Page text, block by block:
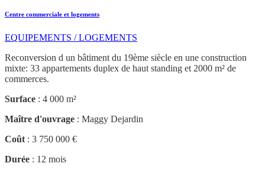
Centre commerciale et logements
EQUIPEMENTS / LOGEMENTS
Reconversion d un bâtiment du 19ème siècle en une construction
mixte: 33 appartements duplex de haut standing et 2000 m² de
commerces.
Surface : 4 000 m²
Maître d'ouvrage : Maggy Dejardin
Coût : 3 750 000 €
Durée : 12 mois